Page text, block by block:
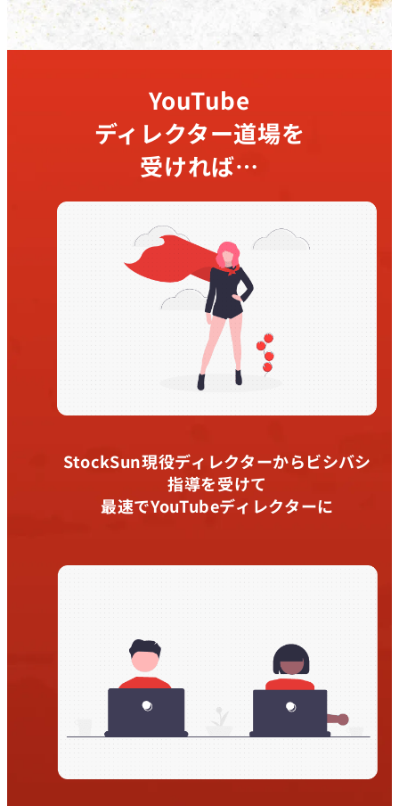
YouTube
ディレクター道場を
受ければ…
StockSun現役ディレクターからビシバシ
指導を受けて
最速でYouTubeディレクターに